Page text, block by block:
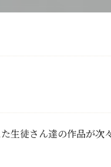
生徒さん達の作品が次